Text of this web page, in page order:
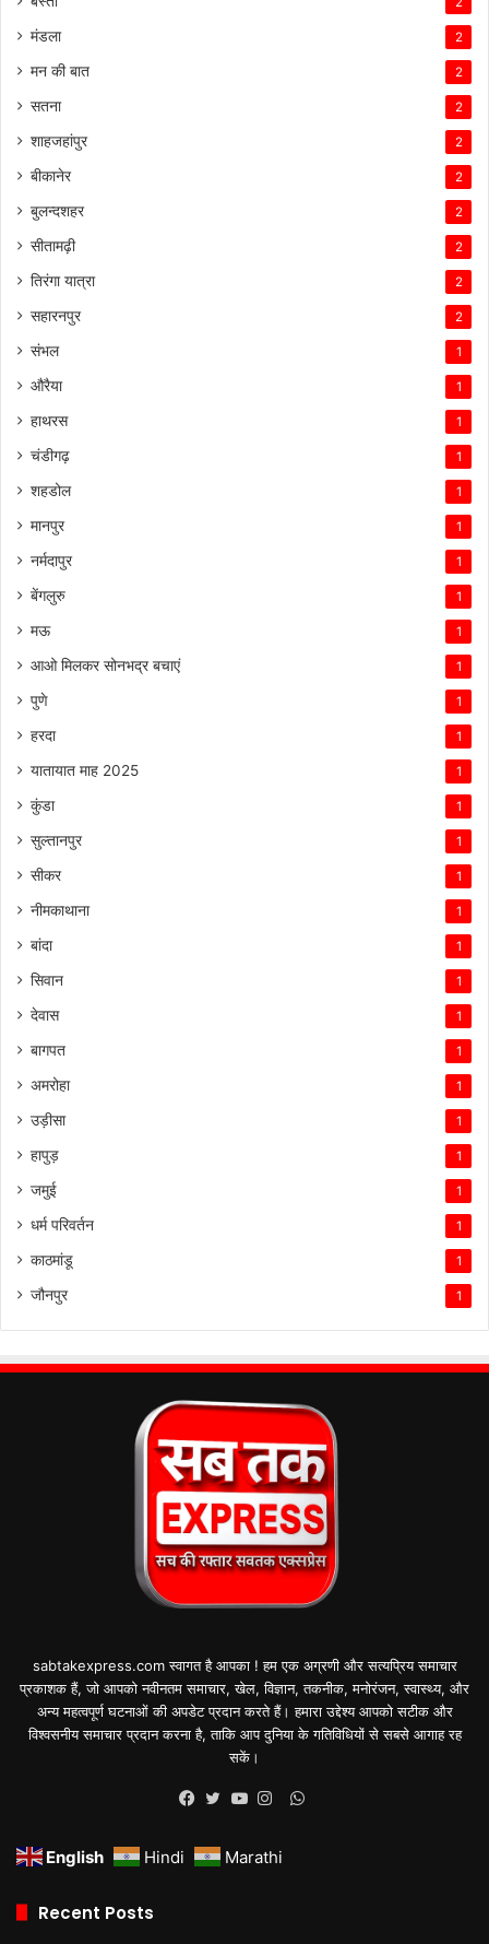
मंडला 2
मन की बात 2
सतना 2
शाहजहांपुर 2
बीकानेर 2
बुलन्दशहर 2
सीतामढ़ी 2
तिरंगा यात्रा 2
सहारनपुर 2
संभल 1
औरैया 1
हाथरस 1
चंडीगढ़ 1
शहडोल 1
मानपुर 1
नर्मदापुर 1
बेंगलुरु 1
मऊ 1
आओ मिलकर सोनभद्र बचाएं 1
पुणे 1
हरदा 1
यातायात माह 2025 1
कुंडा 1
सुल्तानपुर 1
सीकर 1
नीमकाथाना 1
बांदा 1
सिवान 1
देवास 1
बागपत 1
अमरोहा 1
उड़ीसा 1
हापुड़ 1
जमुई 1
धर्म परिवर्तन 1
काठमांडू 1
जौनपुर 1
sabtakexpress.com स्वागत है आपका ! हम एक अग्रणी और सत्यप्रिय समाचार
प्रकाशक हैं, जो आपको नवीनतम समाचार, खेल, विज्ञान, तकनीक, मनोरंजन, स्वास्थ्य, और
अन्य महत्वपूर्ण घटनाओं की अपडेट प्रदान करते हैं। हमारा उद्देश्य आपको सटीक और
विश्वसनीय समाचार प्रदान करना है, ताकि आप दुनिया के गतिविधियों से सबसे आगाह रह
सकें।
WhatsApp
English Hindi Marathi
Recent Posts